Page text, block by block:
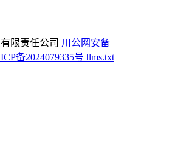
限责任公司 川公网安备
备2024079335号 llms.txt